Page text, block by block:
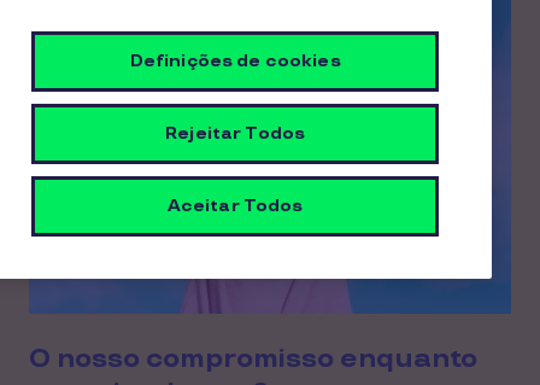
O nosso compromisso enquanto
Definições de cookies
Rejeitar Todos
Aceitar Todos